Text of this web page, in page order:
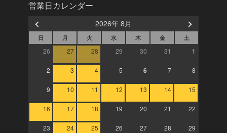
営業日カレンダー
2026年 8月
日 月 火 水 木 金 土
26 27 28 29 30 31 1
2 3 4 5 6 7 8
9 10 11 12 13 14 15
16 17 18 19 20 21 22
23 24 25 26 27 28 29